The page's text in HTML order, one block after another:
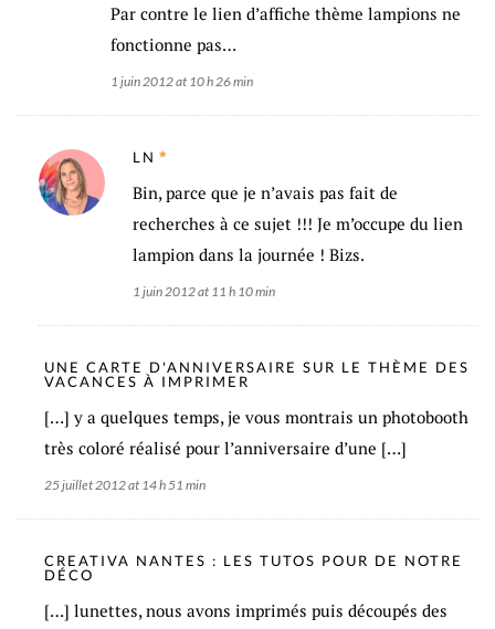
Par contre le lien d’affiche thème lampions ne
fonctionne pas…
1 juin 2012 at 10 h 26 min
LN
Bin, parce que je n’avais pas fait de
recherches à ce sujet !!! Je m’occupe du lien
lampion dans la journée ! Bizs.
1 juin 2012 at 11 h 10 min
UNE CARTE D'ANNIVERSAIRE SUR LE THÈME DES
VACANCES À IMPRIMER
[…] y a quelques temps, je vous montrais un photobooth
très coloré réalisé pour l’anniversaire d’une […]
25 juillet 2012 at 14 h 51 min
CREATIVA NANTES : LES TUTOS POUR DE NOTRE
DÉCO
[…] lunettes, nous avons imprimés puis découpés des